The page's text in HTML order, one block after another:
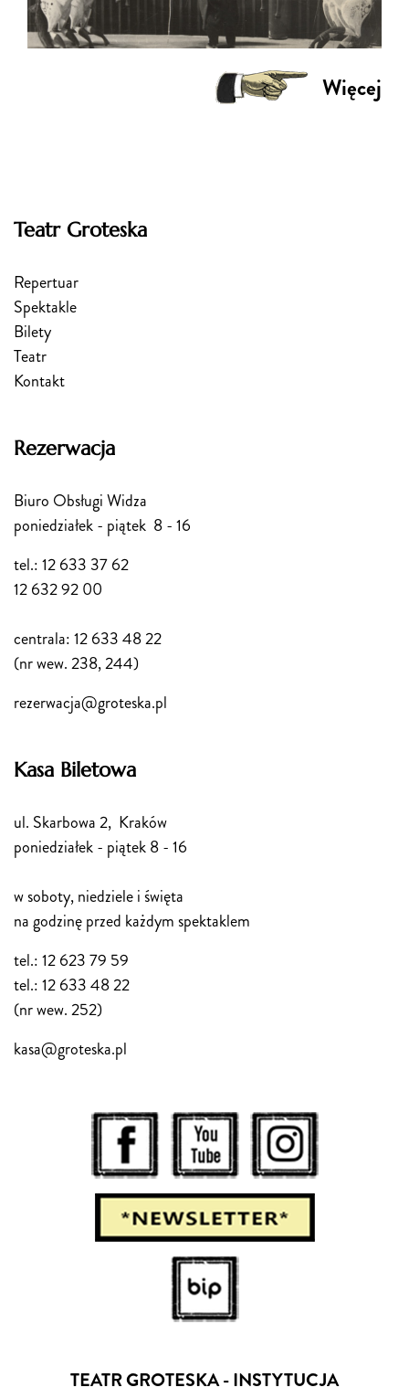
Więcej
Teatr Groteska
Repertuar
Spektakle
Bilety
Teatr
Kontakt
Rezerwacja
Biuro Obsługi Widza
poniedziałek - piątek 8 - 16
tel.: 12 633 37 62
12 632 92 00
centrala: 12 633 48 22
(nr wew. 238, 244)
rezerwacja@groteska.pl
Kasa Biletowa
ul. Skarbowa 2, Kraków
poniedziałek - piątek 8 - 16
w soboty, niedziele i święta
na godzinę przed każdym spektaklem
tel.: 12 623 79 59
tel.: 12 633 48 22
(nr wew. 252)
kasa@groteska.pl
TEATR GROTESKA - INSTYTUCJA